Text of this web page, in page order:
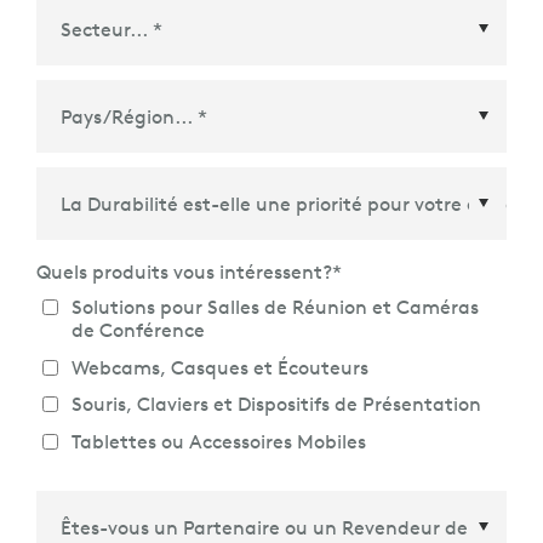
CONÇUE POUR UN USAGE
PROFESSIONNEL
L’application Logi Options+ peut être déployée en
masse à distance à l’aide d’outils de déploiement
également être configuré pour désactiver les
conçu avec une sécurité de niveau professionnel pour
Quels produits vous intéressent?*
Solutions pour Salles de Réunion et Caméras
de Conférence
Webcams, Casques et Écouteurs
Souris, Claviers et Dispositifs de Présentation
Tablettes ou Accessoires Mobiles